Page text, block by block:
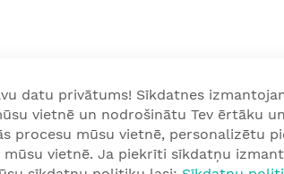
datu privātums! Sīkdatnes
vietnē un nodrošinātu Tev ērtāku
procesu mūsu vietnē, personalizētu
mūsu vietnē. Ja piekrīti sīkdatņu